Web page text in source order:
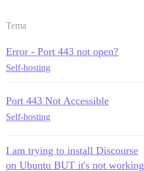
Tema
Error - Port 443 not open?
Self-hosting
Port 443 Not Accessible
Self-hosting
I am trying to install Discourse
on Ubuntu BUT it's not working